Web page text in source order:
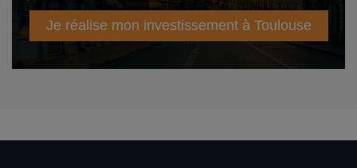
Je réalise mon investissement à Toulouse